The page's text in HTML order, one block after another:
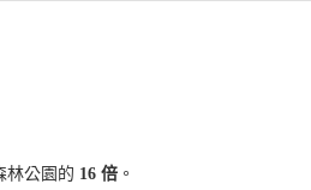
林公園的 16 倍 。